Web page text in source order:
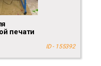
печати
ID - 155392